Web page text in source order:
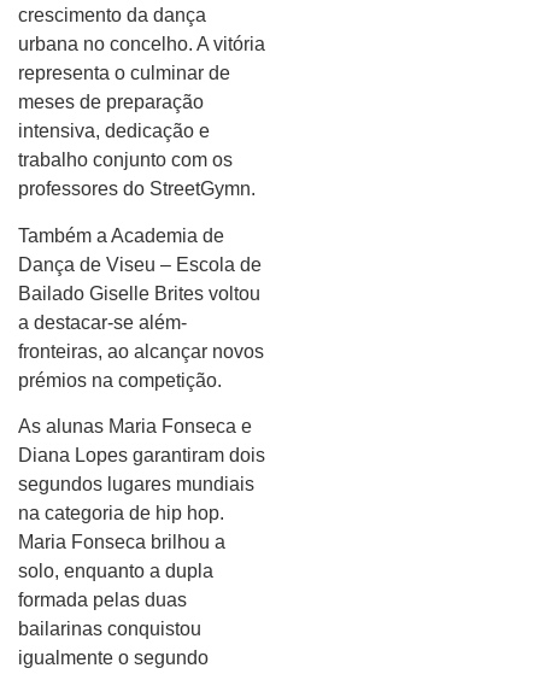
crescimento da dança
urbana no concelho. A vitória
representa o culminar de
meses de preparação
intensiva, dedicação e
trabalho conjunto com os
professores do StreetGymn.
Também a Academia de
Dança de Viseu – Escola de
Bailado Giselle Brites voltou
a destacar-se além-
fronteiras, ao alcançar novos
prémios na competição.
As alunas Maria Fonseca e
Diana Lopes garantiram dois
segundos lugares mundiais
na categoria de hip hop.
Maria Fonseca brilhou a
solo, enquanto a dupla
formada pelas duas
bailarinas conquistou
igualmente o segundo